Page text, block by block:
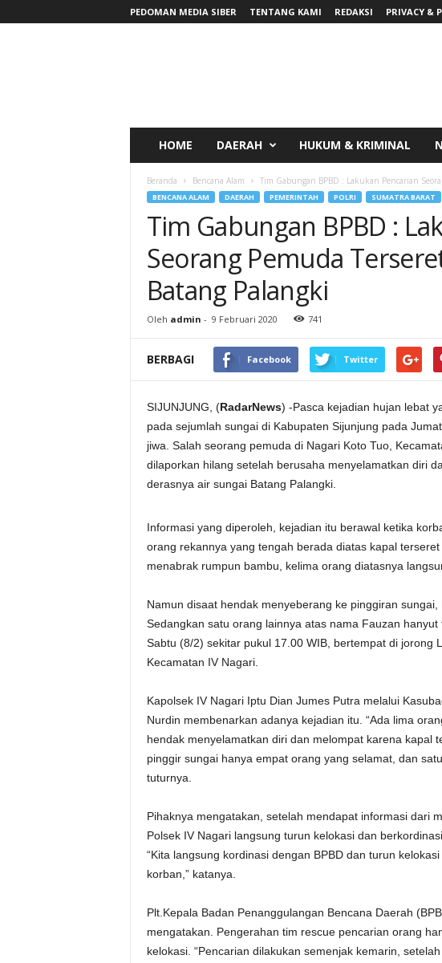
PEDOMAN MEDIA SIBER TENTANG KAMI REDAKSI PRIVACY &
HOME DAERAH HUKUM & KRIMINAL
Beranda Bencana Alam Tim Gabungan BPBD : Lakukan Pencarian
BENCANA ALAM DAERAH PEMERINTAH POLRI SUMATRA BARAT
Tim Gabungan BPBD :
Seorang Pemuda
Batang Palangki
Oleh admin - 9 Februari 2020 741
BERBAGI Facebook Twitter
SIJUNJUNG, (RadarNews) -Pasca kejadian hujan lebat
pada sejumlah sungai di Kabupaten Sijunjung pada
jiwa. Salah seorang pemuda di Nagari Koto Tuo,
dilaporkan hilang setelah berusaha menyelamatkan diri
derasnya air sungai Batang Palangki.
Informasi yang diperoleh, kejadian itu berawal ketika
orang rekannya yang tengah berada diatas kapal
menabrak rumpun bambu, kelima orang diatasnya
Namun disaat hendak menyeberang ke pinggiran
Sedangkan satu orang lainnya atas nama Fauzan
Sabtu (8/2) sekitar pukul 17.00 WIB, bertempat di jorong
Kecamatan IV Nagari.
Kapolsek IV Nagari Iptu Dian Jumes Putra melalui
Nurdin membenarkan adanya kejadian itu. “Ada lima
hendak menyelamatkan diri dan melompat karena kapal
pinggir sungai hanya empat orang yang selamat, dan
tuturnya.
Pihaknya mengatakan, setelah mendapat informasi dari
Polsek IV Nagari langsung turun kelokasi dan
“Kita langsung kordinasi dengan BPBD dan turun
korban,” katanya.
Plt.Kepala Badan Penanggulangan Bencana Daerah
mengatakan. Pengerahan tim rescue pencarian orang
kelokasi. “Pencarian dilakukan semenjak kemarin,